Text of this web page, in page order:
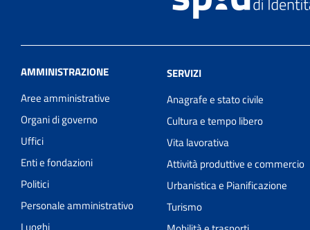
AMMINISTRAZIONE
Aree amministrative
Organi di governo
Uffici
Enti e fondazioni
Politici
Personale amministrativo
Luoghi
SERVIZI
Anagrafe e stato civile
Cultura e tempo libero
Vita lavorativa
Attività produttive e commercio
Urbanistica e Pianificazione
Turismo